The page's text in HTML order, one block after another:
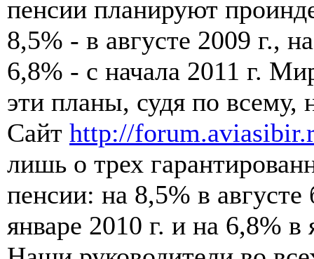
пенсии планируют
8,5% - в августе 2009 г.,
6,8% - с начала 2011 г.
эти планы, судя по всему,
Сайт http://
лишь о трех
пенсии: на 8,5% в
январе 2010 г. и на 6,8% в